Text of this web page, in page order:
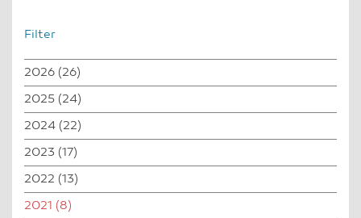
Filter
2026 (26)
2025 (24)
2024 (22)
2023 (17)
2022 (13)
2021 (8)